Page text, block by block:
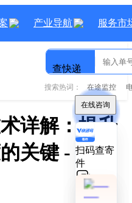
在线咨询
扫码查寄
件
技术对接
产业导航 服务市
查快递
搜索热词： 在途监控
详解：提升
关键- 快递
在线咨询
扫码查寄
件
技术对接